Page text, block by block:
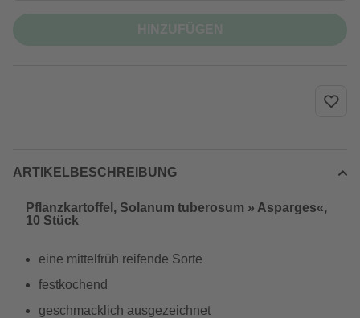
ARTIKELBESCHREIBUNG
Pflanzkartoffel, Solanum tuberosum » Asparges«,
10 Stück
eine mittelfrüh reifende Sorte
festkochend
geschmacklich ausgezeichnet